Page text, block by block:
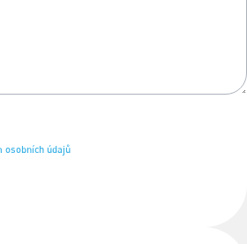
osobních údajů